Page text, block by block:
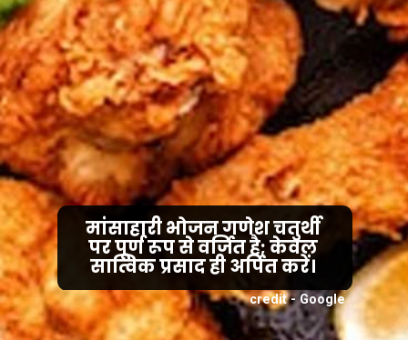
credit - Google
मांसाहारी भोजन गणेश चतुर्थी
पर पूर्ण रूप से वर्जित है; केवल
सात्विक प्रसाद ही अर्पित करें।